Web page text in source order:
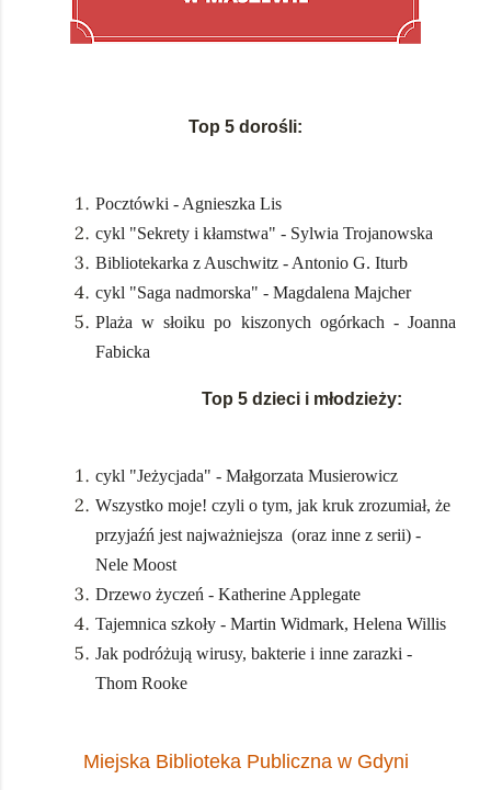
Top 5 dorośli:
Pocztówki - Agnieszka Lis
cykl "Sekrety i kłamstwa" - Sylwia Trojanowska
Bibliotekarka z Auschwitz - Antonio G. Iturb
cykl "Saga nadmorska" - Magdalena Majcher
Plaża w słoiku po kiszonych ogórkach - Joanna
Fabicka
Top 5 dzieci i młodzieży:
cykl "Jeżycjada" - Małgorzata Musierowicz
Wszystko moje! czyli o tym, jak kruk zrozumiał, że
przyjaźń jest najważniejsza (oraz inne z serii) -
Nele Moost
Drzewo życzeń - Katherine Applegate
Tajemnica szkoły - Martin Widmark, Helena Willis
Jak podróżują wirusy, bakterie i inne zarazki -
Thom Rooke
Miejska Biblioteka Publiczna w Gdyni